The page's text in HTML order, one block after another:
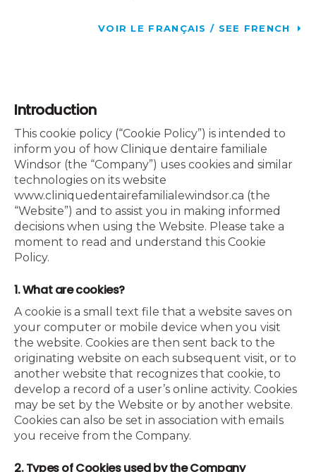
VOIR LE FRANÇAIS / SEE FRENCH
Introduction
This cookie policy (“Cookie Policy”) is intended to
inform you of how Clinique dentaire familiale
Windsor (the “Company”) uses cookies and similar
technologies on its website
www.cliniquedentairefamilialewindsor.ca (the
“Website”) and to assist you in making informed
decisions when using the Website. Please take a
moment to read and understand this Cookie
Policy.
1. What are cookies?
A cookie is a small text file that a website saves on
your computer or mobile device when you visit
the website. Cookies are then sent back to the
originating website on each subsequent visit, or to
another website that recognizes that cookie, to
develop a record of a user’s online activity. Cookies
may be set by the Website or by another website.
Cookies can also be set in association with emails
you receive from the Company.
2. Types of Cookies used by the Company